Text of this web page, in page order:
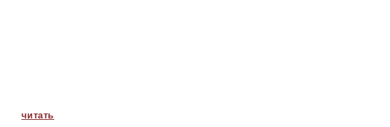
читать